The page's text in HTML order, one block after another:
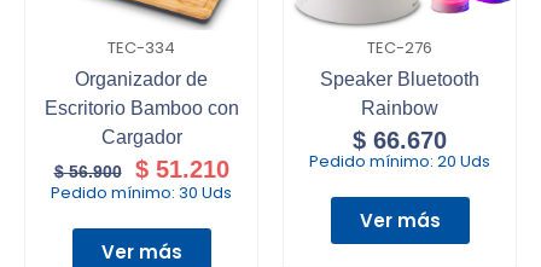
TEC-334
Organizador de
Escritorio Bamboo con
Cargador
$56.900 $51.210
Pedido mínimo: 30 Uds
Ver más
TEC-276
Speaker Bluetooth
Rainbow
$ 66.670
Pedido mínimo: 20 Uds
Ver más